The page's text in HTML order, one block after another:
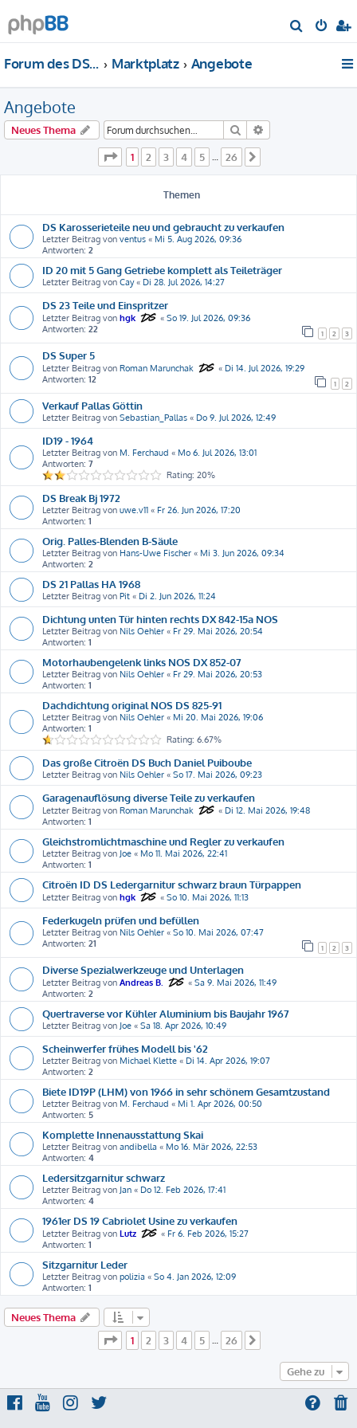
u
Forum des DS-Club Deutschland e.V. Marktplatz Angebote
Angebote
Neues Thema Suche
Seite 1von 26
1 2 3 4 5 … 26
Themen
DS Karosserieteile neu und gebraucht zu verkaufen
Letzter Beitrag von ventus « Mi 5. Aug 2026, 09:36
Antworten: 2
ID 20 mit 5 Gang Getriebe komplett als Teileträger
Letzter Beitrag von Cay« Di 28. Jul 2026, 14:27
DS 23 Teile und Einspritzer
Letzter Beitrag von hgk « So 19. Jul 2026, 09:36
Antworten: 22 1 2 3
DS Super 5
Letzter Beitrag von Roman Marunchak « Di 14. Jul 2026, 19:29
Antworten: 12 1 2
Verkauf Pallas Göttin
Letzter Beitrag von Sebastian_Pallas « Do 9. Jul 2026, 12:49
ID19 - 1964
Letzter Beitrag von M. Ferchaud « Mo 6. Jul 2026, 13:01
Antworten: 7
Rating: 20%
DS Break Bj 1972
Letzter Beitrag von uwe.v11 « Fr 26. Jun 2026, 17:20
Antworten: 1
Orig. Palles-Blenden B-Säule
Letzter Beitrag von Hans-Uwe Fischer « Mi 3. Jun 2026, 09:34
Antworten: 2
DS 21 Pallas HA 1968
Letzter Beitrag von Pit « Di 2. Jun 2026, 11:24
Dichtung unten Tür hinten rechts DX 842-15a NOS
Letzter Beitrag von Nils Oehler « Fr 29. Mai 2026, 20:54
Antworten: 1
Motorhaubengelenk links NOS DX 852-07
Letzter Beitrag von Nils Oehler « Fr 29. Mai 2026, 20:53
Antworten: 1
Dachdichtung original NOS DS 825-91
Letzter Beitrag von Nils Oehler « Mi 20. Mai 2026, 19:06
Antworten: 1
Rating: 6.67%
Das große Citroën DS Buch Daniel Puiboube
Letzter Beitrag von Nils Oehler « So 17. Mai 2026, 09:23
Garagenauflösung diverse Teile zu verkaufen
Letzter Beitrag von Roman Marunchak « Di 12. Mai 2026, 19:48
Antworten: 1
Gleichstromlichtmaschine und Regler zu verkaufen
Letzter Beitrag von Joe « Mo 11. Mai 2026, 22:41
Antworten: 1
Citroën ID DS Ledergarnitur schwarz braun Türpappen
Letzter Beitrag von hgk « So 10. Mai 2026, 11:13
Federkugeln prüfen und befüllen
Letzter Beitrag von Nils Oehler « So 10. Mai 2026, 07:47
Antworten: 21 1 2 3
Diverse Spezialwerkzeuge und Unterlagen
Letzter Beitrag von Andreas B. « Sa 9. Mai 2026, 11:49
Antworten: 2
Quertraverse vor Kühler Aluminium bis Baujahr 1967
Letzter Beitrag von Joe « Sa 18. Apr 2026, 10:49
Scheinwerfer frühes Modell bis '62
Letzter Beitrag von Michael Klette « Di 14. Apr 2026, 19:07
Antworten: 2
Biete ID19P (LHM) von 1966 in sehr schönem Gesamtzustand
Letzter Beitrag von M. Ferchaud « Mi 1. Apr 2026, 00:50
Antworten: 5
Komplette Innenausstattung Skai
Letzter Beitrag von andibella « Mo 16. Mär 2026, 22:53
Antworten: 4
Ledersitzgarnitur schwarz
Letzter Beitrag von Jan « Do 12. Feb 2026, 17:41
Antworten: 4
1961er DS 19 Cabriolet Usine zu verkaufen
Letzter Beitrag von Lutz « Fr 6. Feb 2026, 15:27
Antworten: 1
Sitzgarnitur Leder
Letzter Beitrag von polizia « So 4. Jan 2026, 12:09
Antworten: 1
Neues Thema
Seite
1von 26
1 2 3 4 5 … 26
Gehe zu